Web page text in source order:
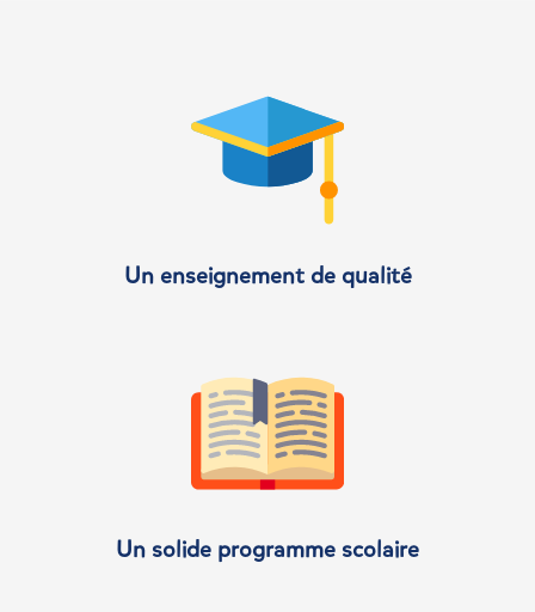
Un enseignement de qualité
Un solide programme scolaire